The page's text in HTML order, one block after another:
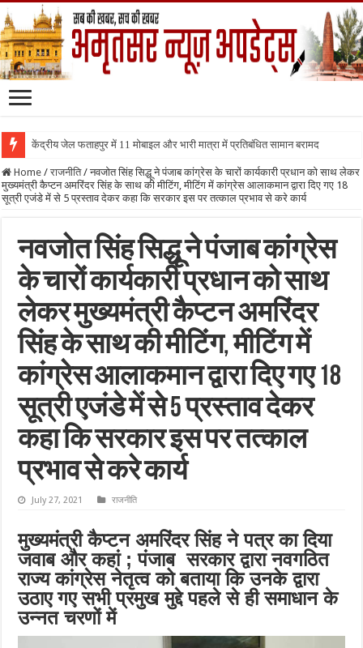
केंद्रीय जेल फताहपुर में 11 मोबाइल और भारी मात्रा में प्रतिबंधित सामान बरामद
Home / राजनीति / नवजोत सिंह सिद्धू ने पंजाब कांग्रेस के चारों कार्यकारी प्रधान को साथ लेकर
मुख्यमंत्री कैप्टन अमरिंदर सिंह के साथ की मीटिंग, मीटिंग में कांग्रेस आलाकमान द्वारा दिए गए 18
सूत्री एजंडे में से 5 प्रस्ताव देकर कहा कि सरकार इस पर तत्काल प्रभाव से करे कार्य
नवजोत सिंह सिद्धू ने पंजाब कांग्रेस
के चारों कार्यकारी प्रधान को साथ
लेकर मुख्यमंत्री कैप्टन अमरिंदर
सिंह के साथ की मीटिंग, मीटिंग में
कांग्रेस आलाकमान द्वारा दिए गए 18
सूत्री एजंडे में से 5 प्रस्ताव देकर
कहा कि सरकार इस पर तत्काल
प्रभाव से करे कार्य
July 27, 2021 राजनीति
मुख्यमंत्री कैप्टन अमरिंदर सिंह ने पत्र का दिया
जवाब और कहां ; पंजाब सरकार द्वारा नवगठित
राज्य कांग्रेस नेतृत्व को बताया कि उनके द्वारा
उठाए गए सभी प्रमुख मुद्दे पहले से ही समाधान के
उन्नत चरणों में